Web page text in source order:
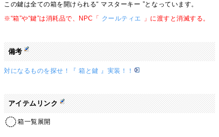
この鍵は全ての箱を開けられる“ マスターキー ”となっています。
※“箱”や“鍵”は消耗品で、NPC「 クールティエ 」に渡すと消滅する。
備考
対になるものを探せ！『 箱と鍵 』実装！！
アイテムリンク
箱一覧展開